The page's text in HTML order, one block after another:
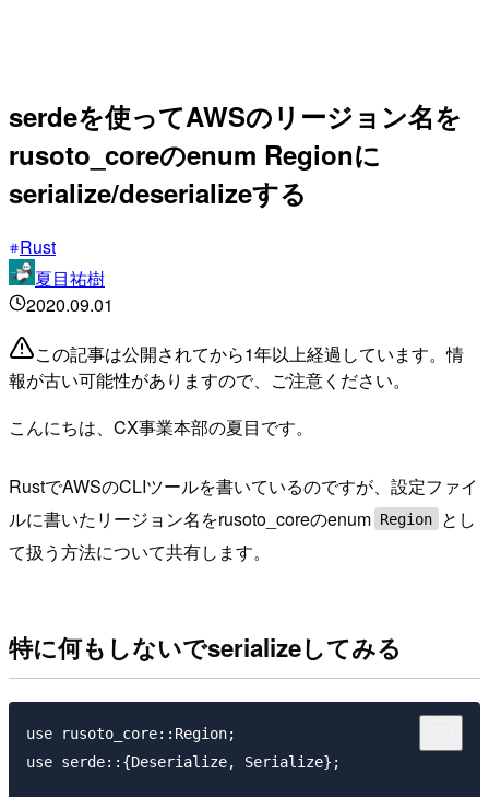
serdeを使ってAWSのリージョン名を
rusoto_coreのenum Regionに
serialize/deserializeする
Rust
夏目祐樹
2020.09.01
この記事は公開されてから1年以上経過しています。情
報が古い可能性がありますので、ご注意ください。
こんにちは、CX事業本部の夏目です。
RustでAWSのCLIツールを書いているのですが、設定ファイ
ルに書いたリージョン名をrusoto_coreのenum Region
とし
て扱う方法について共有します。
特に何もしないでserializeしてみる
use rusoto_core::Region;
use serde::{Deserialize, Serialize};